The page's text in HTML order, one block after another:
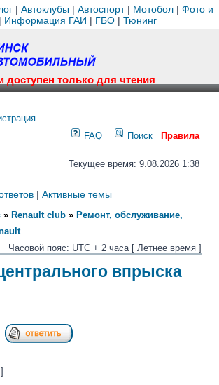
| Автоклубы | Автоспорт| Мотобол | Фото и
Информация ГАИ | ГБО| Тюнинг
доступен только для чтения
FAQ
Поиск Правила
Текущее время: 9.08.2026 1:38
| Активные темы
» Renault club » Ремонт, обслуживание,
Часовой пояс: UTC + 2 часа [ Летнее время ]
впрыска